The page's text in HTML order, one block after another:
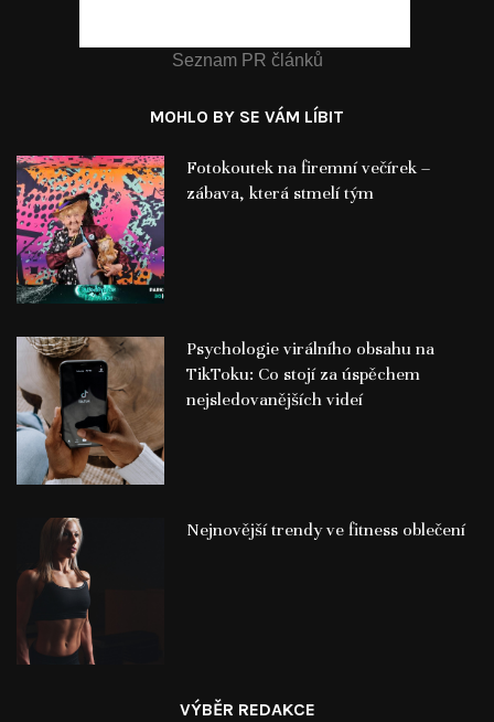
Seznam PR článků
MOHLO BY SE VÁM LÍBIT
Fotokoutek na firemní večírek –
zábava, která stmelí tým
Psychologie virálního obsahu na
TikToku: Co stojí za úspěchem
nejsledovanějších videí
Nejnovější trendy ve fitness oblečení
VÝBĚR REDAKCE